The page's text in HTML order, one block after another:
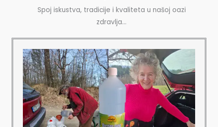
Spoj iskustva, tradicije i kvaliteta u našoj oazi
zdravlja…